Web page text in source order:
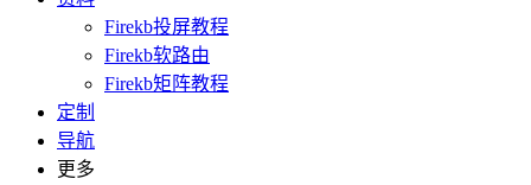
Firekb投屏教程
Firekb软路由
Firekb矩阵教程
定制
导航
更多